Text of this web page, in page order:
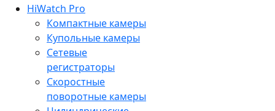
HiWatch Pro
Компактные камеры
Купольные камеры
Сетевые
регистраторы
Скоростные
поворотные камеры